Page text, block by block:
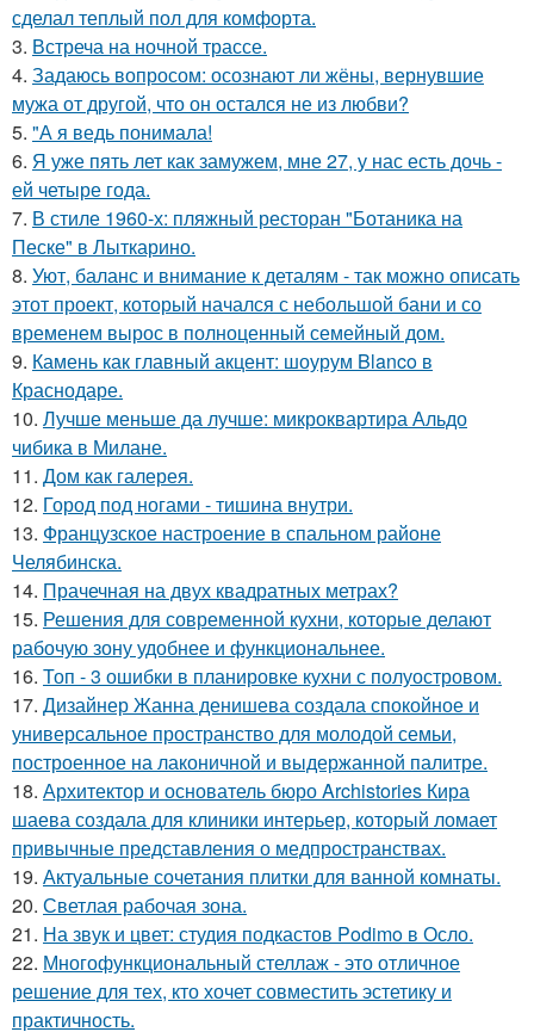
сделал теплый пол для комфорта.
3. Встреча на ночной трассе.
4. Задаюсь вопросом: осознают ли жёны, вернувшие
мужа от другой, что он остался не из любви?
5. "А я ведь понимала!
6. Я уже пять лет как замужем, мне 27, у нас есть дочь -
ей четыре года.
7. В стиле 1960-х: пляжный ресторан "Ботаника на
Песке" в Лыткарино.
8. Уют, баланс и внимание к деталям - так можно описать
этот проект, который начался с небольшой бани и со
временем вырос в полноценный семейный дом.
9. Камень как главный акцент: шоурум Blanco в
Краснодаре.
10. Лучше меньше да лучше: микроквартира Альдо
чибика в Милане.
11. Дом как галерея.
12. Город под ногами - тишина внутри.
13. Французское настроение в спальном районе
Челябинска.
14. Прачечная на двух квадратных метрах?
15. Решения для современной кухни, которые делают
рабочую зону удобнее и функциональнее.
16. Топ - 3 ошибки в планировке кухни с полуостровом.
17. Дизайнер Жанна денишева создала спокойное и
универсальное пространство для молодой семьи,
построенное на лаконичной и выдержанной палитре.
18. Архитектор и основатель бюро Archistories Кира
шаева создала для клиники интерьер, который ломает
привычные представления о медпространствах.
19. Актуальные сочетания плитки для ванной комнаты.
20. Светлая рабочая зона.
21. На звук и цвет: студия подкастов Podimo в Осло.
22. Многофункциональный стеллаж - это отличное
решение для тех, кто хочет совместить эстетику и
практичность.